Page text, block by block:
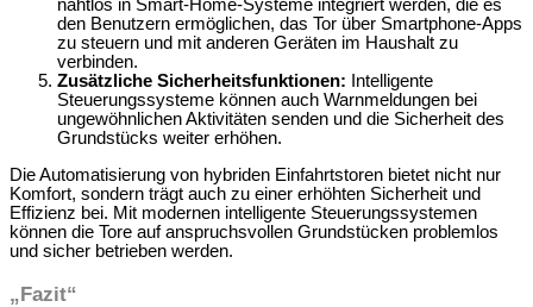
nahtlos in Smart-Home-Systeme integriert werden, die es
den Benutzern ermöglichen, das Tor über Smartphone-Apps
zu steuern und mit anderen Geräten im Haushalt zu
verbinden.
Zusätzliche Sicherheitsfunktionen: Intelligente
Steuerungssysteme können auch Warnmeldungen bei
ungewöhnlichen Aktivitäten senden und die Sicherheit des
Grundstücks weiter erhöhen.
Die Automatisierung von hybriden Einfahrtstoren bietet nicht nur
Komfort, sondern trägt auch zu einer erhöhten Sicherheit und
Effizienz bei. Mit modernen intelligente Steuerungssystemen
können die Tore auf anspruchsvollen Grundstücken problemlos
und sicher betrieben werden.
„Fazit“